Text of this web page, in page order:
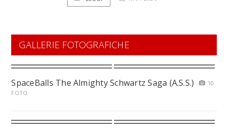
GALLERIE FOTOGRAFICHE
SpaceBalls The Almighty Schwartz Saga (A.S.S.)
10
FOTO